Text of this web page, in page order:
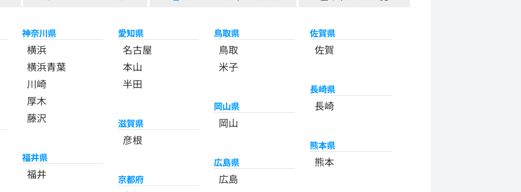
神奈川県
横浜
横浜青葉
川崎
厚木
藤沢
福井県
福井
愛知県
名古屋
本山
半田
滋賀県
彦根
京都府
鳥取県
鳥取
米子
岡山県
岡山
広島県
広島
佐賀県
佐賀
長崎県
長崎
熊本県
熊本